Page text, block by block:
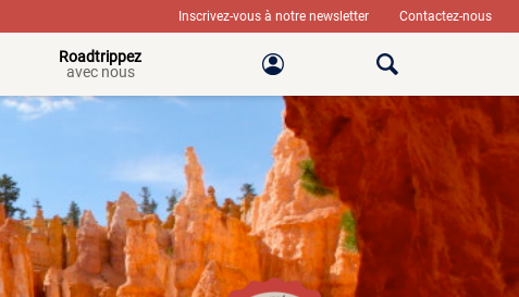
Inscrivez-vous à notre newsletter Contactez-nous
Roadtrippez
avec nous